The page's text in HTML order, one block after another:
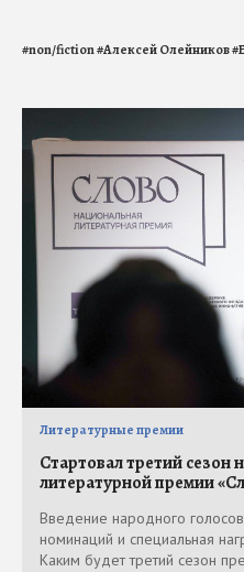
#non/fiction#Алексей Олейников#
Литературные премии
Стартовал третий сезон
литературной премии
Введение народного
номинаций и специальная
Каким будет третий сезон